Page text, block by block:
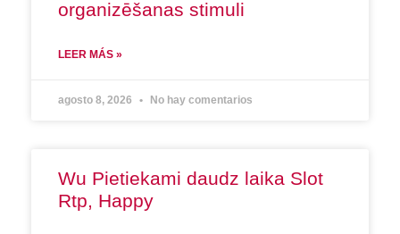
organizēšanas stimuli
LEER MÁS »
agosto 8, 2026 No hay comentarios
Wu Pietiekami daudz laika Slot
Rtp, Happy